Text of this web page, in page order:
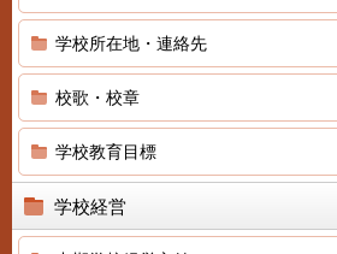
学校所在地・連絡先
校歌・校章
学校教育目標
学校経営